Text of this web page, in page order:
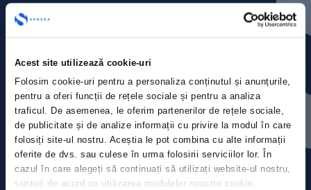
Acest site utilizează cookie-uri
Folosim cookie-uri pentru a personaliza conținutul și anunțurile,
pentru a oferi funcții de rețele sociale și pentru a analiza
traficul. De asemenea, le oferim partenerilor de rețele sociale,
de publicitate și de analize informații cu privire la modul în care
folosiți site-ul nostru. Aceștia le pot combina cu alte informații
oferite de dvs. sau culese în urma folosirii serviciilor lor. În
cazul în care alegeți să continuați să utilizați website-ul nostru,
sunteți de acord cu utilizarea modulelor noastre cookie.
Press releases
Privacy Policy